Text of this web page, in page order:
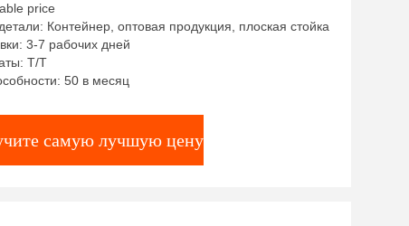
price
Контейнер, оптовая продукция, плоская стойка
3-7 рабочих дней
T/T
50 в месяц
самую лучшую цену